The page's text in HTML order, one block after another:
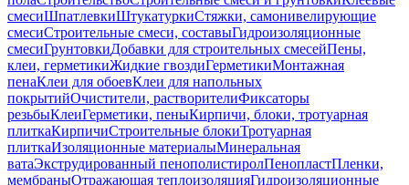
смесиШпатлевкиШтукатуркиСтяжки, самонивелирующие
смесиСтроительные смеси, составыГидроизоляционные
смесиГрунтовкиДобавки для строительных смесейПены,
клеи, герметикиЖидкие гвоздиГерметикиМонтажная
пенаКлеи для обоевКлеи для напольных
покрытийОчистители, растворителиФиксаторы
резьбыКлеиГерметики, пеныКирпичи, блоки, тротуарная
плиткаКирпичиСтроительные блокиТротуарная
плиткаИзоляционные материалыМинеральная
ватаЭкструдированный пенополистиролПенопластПленки,
мембраныОтражающая теплоизоляцияГидроизоляционные